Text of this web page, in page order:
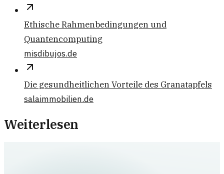
Ethische Rahmenbedingungen und
Quantencomputing
misdibujos.de
Die gesundheitlichen Vorteile des Granatapfels
salaimmobilien.de
Weiterlesen